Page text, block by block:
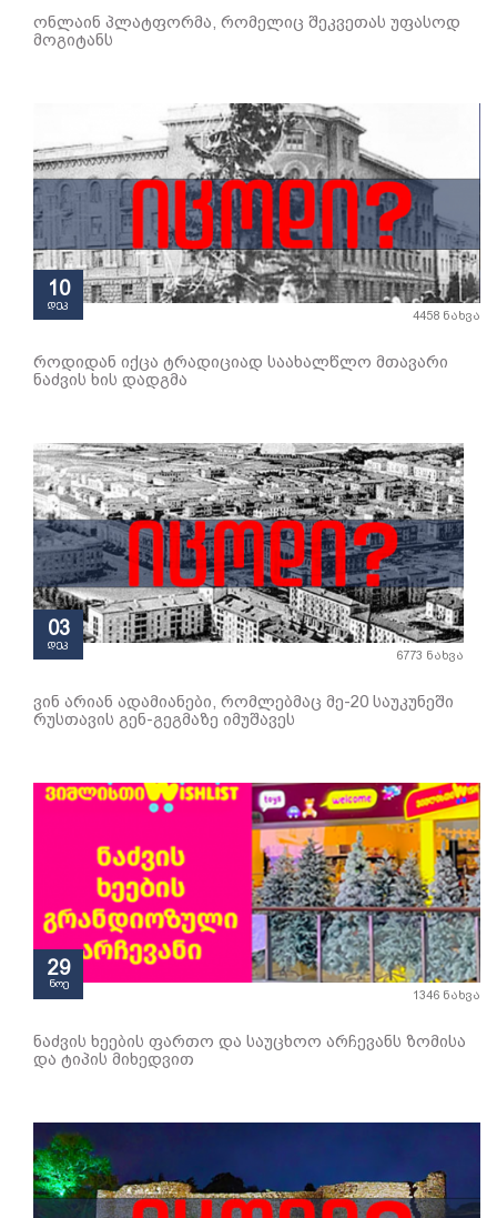
ონლაინ პლატფორმა, რომელიც შეკვეთას უფასოდ
მოგიტანს
10
დეკ
4458 ნახვა
როდიდან იქცა ტრადიციად საახალწლო მთავარი
ნაძვის ხის დადგმა
03
დეკ
6773 ნახვა
ვინ არიან ადამიანები, რომლებმაც მე-20 საუკუნეში
რუსთავის გენ-გეგმაზე იმუშავეს
29
ნოე
1346 ნახვა
ნაძვის ხეების ფართო და საუცხოო არჩევანს ზომისა
და ტიპის მიხედვით